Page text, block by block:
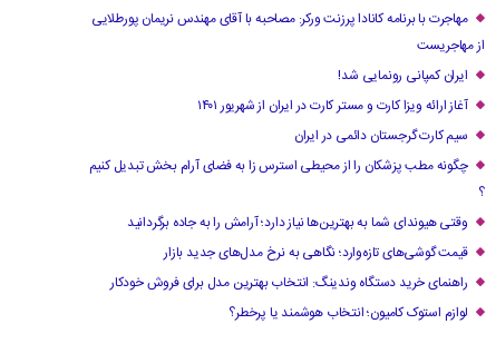
مهاجرت با برنامه کانادا پرزنت ورکر: مصاحبه با آقای مهندس نریمان پورطلایی
از مهاجریست
ایران کمپانی رونمایی شد!
آغاز ارائه ویزا کارت و مستر کارت در ایران از شهریور ۱۴۰۱
سیم کارت گرجستان دائمی در ایران
چگونه مطب پزشکان را از محیطی استرس زا به فضای آرام بخش تبدیل کنیم
؟
وقتی هیوندای شما به بهترین‌ها نیاز دارد؛ آرامش را به جاده برگردانید
قیمت گوشی‌های تازه‌وارد؛ نگاهی به نرخ مدل‌های جدید بازار
راهنمای خرید دستگاه وندینگ: انتخاب بهترین مدل برای فروش خودکار
لوازم استوک کامیون؛ انتخاب هوشمند یا پرخطر؟